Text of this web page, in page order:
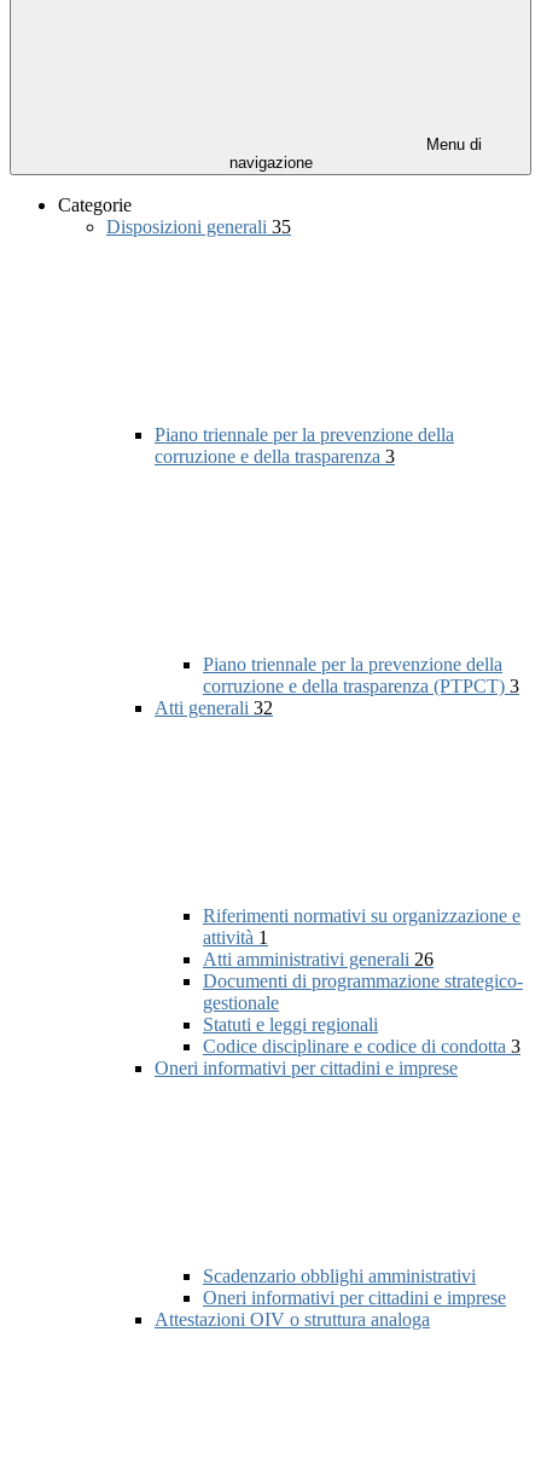
Menu di
navigazione
Categorie
Disposizioni generali 35
Piano triennale per la prevenzione della
corruzione e della trasparenza 3
Piano triennale per la prevenzione della
corruzione e della trasparenza (PTPCT) 3
Atti generali 32
Riferimenti normativi su organizzazione e
attività 1
Atti amministrativi generali 26
Documenti di programmazione strategico-
gestionale
Statuti e leggi regionali
Codice disciplinare e codice di condotta 3
Oneri informativi per cittadini e imprese
Scadenzario obblighi amministrativi
Oneri informativi per cittadini e imprese
Attestazioni OIV o struttura analoga